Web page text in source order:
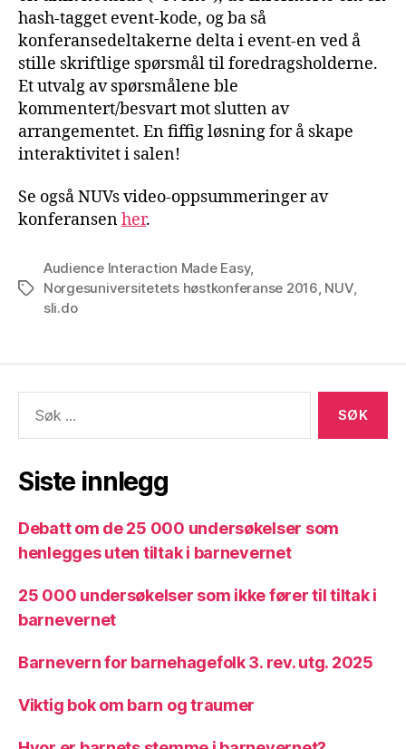
hash-tagget event-kode, og ba så
konferansedeltakerne delta i event-en ved å
stille skriftlige spørsmål til foredragsholderne.
Et utvalg av spørsmålene ble
kommentert/besvart mot slutten av
arrangementet. En fiffig løsning for å skape
interaktivitet i salen!
Se også NUVs video-oppsummeringer av
konferansenher.
Stikkord
Audience Interaction Made Easy,
Norgesuniversitetets høstkonferanse 2016, NUV,
sli.do
etter:
Siste innlegg
Debatt om de 25 000 undersøkelser som
henlegges uten tiltak i barnevernet
25 000 undersøkelser som ikke fører til tiltak i
barnevernet
Barnevern for barnehagefolk 3. rev. utg. 2025
Viktig bok om barn og traumer